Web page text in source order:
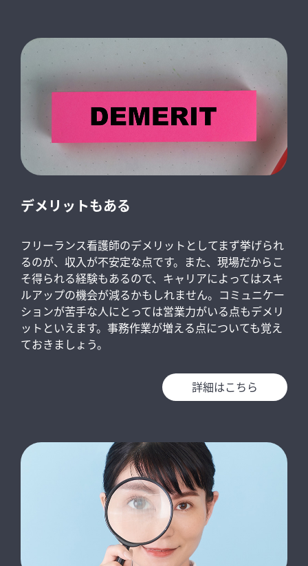
デメリットもある
フリーランス看護師のデメリットとしてまず挙げられ
るのが、収入が不安定な点です。また、現場だからこ
そ得られる経験もあるので、キャリアによってはスキ
ルアップの機会が減るかもしれません。コミュニケー
ションが苦手な人にとっては営業力がいる点もデメリ
ットといえます。事務作業が増える点についても覚え
ておきましょう。
詳細はこちら